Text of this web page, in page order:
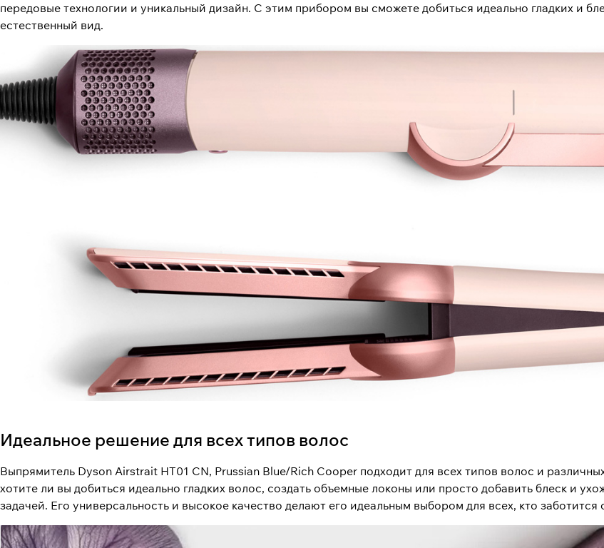
передовые технологии и уникальный дизайн. С этим прибором вы сможете добиться идеально гладких и
естественный вид.
Идеальное решение для всех типов волос
Выпрямитель Dyson Airstrait HT01 CN, Prussian Blue/Rich Cooper подходит для всех типов волос и
хотите ли вы добиться идеально гладких волос, создать объемные локоны или просто добавить блеск и
задачей. Его универсальность и высокое качество делают его идеальным выбором для всех, кто